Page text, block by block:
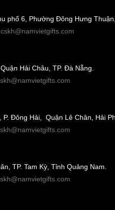
phố 6, Phường Đông Hưng
cskh@namvietgifts.com
Hải Châu, TP. Đà Nẵng
P. Đông Hải, Quận Lê Chân, Hải
TP. Tam Kỳ, Tỉnh Quảng Nam